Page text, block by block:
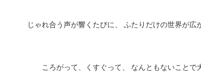
じゃれ合う声が響くたびに、 ふたりだけの世界が広
ころがって、くすぐって、 なんともないことで